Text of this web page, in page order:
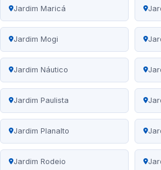
Jardim Maricá
Jardim Mogi
Jardim Náutico
Jardim Paulista
Jardim Planalto
Jardim Rodeio